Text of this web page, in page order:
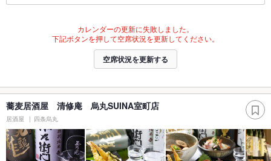
カレンダーの更新に失敗しました。
下記ボタンを押して空席状況を更新してください。
空席状況を更新する
蕎麦居酒屋 清修庵 烏丸SUINA室町店
居酒屋 四条烏丸